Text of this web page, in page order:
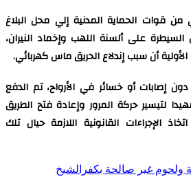
من قوات الحماية المدنية إلي محل البلاغ
على ألسنة اللهب وإخماد النيران،
الأولية أن سبب إندلاع الحريق ماس كهربائي.
دون إصابات أو خسائر في الأرواح، تم الدفع
لتيسير حركة المرور وإعادة فتح الطريق
الإجراءات القانونية اللازمة حيال تلك